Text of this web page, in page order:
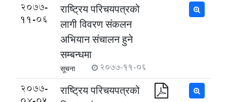
2077-
11-06
राष्ट्रिय परिचयपत्रको
लागी विवरण संकलन
अभियान संचालन हुने
सम्बन्धमा
सूचना 2077-11-06
2077-
राष्ट्रिय परिचयपत्रको